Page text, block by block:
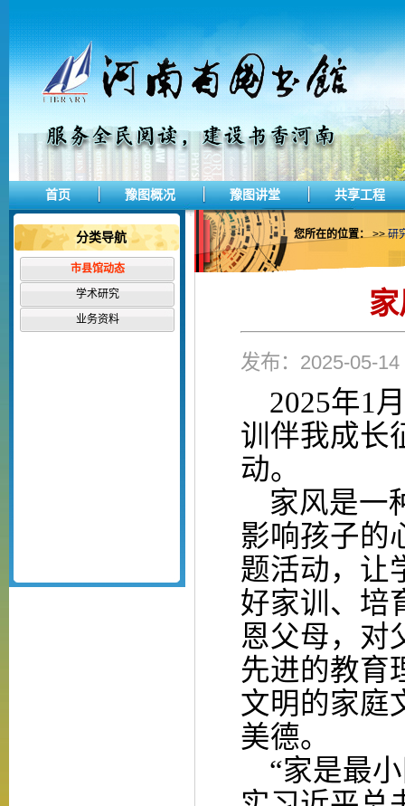
首页 豫图概况 豫图讲堂 共享工程
分类导航
市县馆动态
学术研究
业务资料
您所在的位置：>>研
发布：2025-05-
2025年1 月
训伴我成长
动。
家风是一
影响孩子的
题活动，让
好家训、培
恩父母，对
先进的教育
文明的家庭
美德。
“家是最小